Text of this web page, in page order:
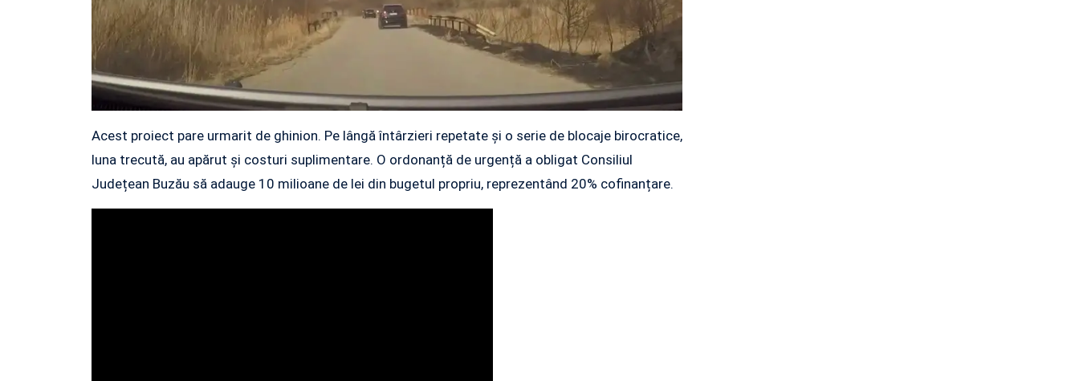
Acest proiect pare urmarit de ghinion. Pe lângă întârzieri repetate și o serie de blocaje birocratice,
luna trecută, au apărut şi costuri suplimentare. O ordonanță de urgență a obligat Consiliul
Județean Buzău să adauge 10 milioane de lei din bugetul propriu, reprezentând 20% cofinanțare.